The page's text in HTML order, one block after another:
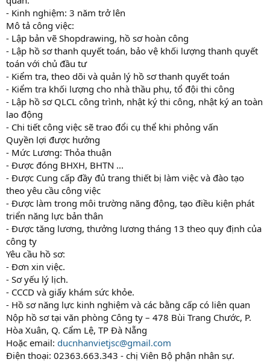
- Kinh nghiệm: 3 năm trở lên
Mô tả công việc:
- Lập bản vẽ Shopdrawing, hồ sơ hoàn công
- Lập hồ sơ thanh quyết toán, bảo vệ khối lượng thanh quyết
toán với chủ đầu tư
- Kiểm tra, theo dõi và quản lý hồ sơ thanh quyết toán
- Kiểm tra khối lượng cho nhà thầu phụ, tổ đội thi công
- Lập hồ sơ QLCL công trình, nhật ký thi công, nhật ký an toàn
lao động
- Chi tiết công việc sẽ trao đổi cụ thể khi phỏng vấn
Quyền lợi được hưởng
- Mức Lương: Thỏa thuận
- Được đóng BHXH, BHTN ...
- Được Cung cấp đầy đủ trang thiết bị làm việc và đào tạo
theo yêu cầu công việc
- Được làm trong môi trường năng động, tạo điều kiện phát
triển năng lực bản thân
- Được tăng lương, thưởng lương tháng 13 theo quy định của
công ty
Yêu cầu hồ sơ:
- Đơn xin việc.
- Sơ yếu lý lịch.
- CCCD và giấy khám sức khỏe.
- Hồ sơ năng lực kinh nghiệm và các bằng cấp có liên quan
Nộp hồ sơ tại văn phòng Công ty – 478 Bùi Trang Chước, P.
Hòa Xuân, Q. Cẩm Lệ, TP Đà Nẵng
Hoặc email: ducnhanvietjsc@gmail.com
Điện thoại: 02363.663.343 - chị Viên Bộ phận nhân sự.